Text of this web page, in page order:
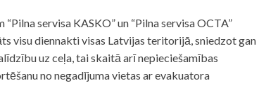
servisa KASKO” un “Pilna servisa OCTA”
visu diennakti visas Latvijas teritorijā, sniedzot gan
uz ceļa, tai skaitā arī nepieciešamības
no negadījuma vietas ar evakuatora